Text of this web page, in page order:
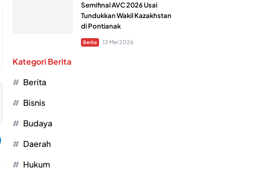
Semifinal AVC 2026 Usai
Tundukkan Wakil Kazakhstan
di Pontianak
Berita 13 Mei 2026
Kategori Berita
Berita
Bisnis
Budaya
Daerah
Hukum